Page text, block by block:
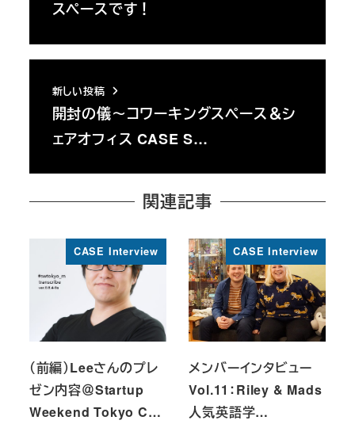
スペースです！
新しい投稿
開封の儀～コワーキングスペース＆シ
ェアオフィス CASE S…
関連記事
CASE Interview
（前編）Leeさんのプレ
ゼン内容＠Startup
Weekend Tokyo C…
CASE Interview
メンバーインタビュー
Vol.11：Riley & Mads
人気英語学…